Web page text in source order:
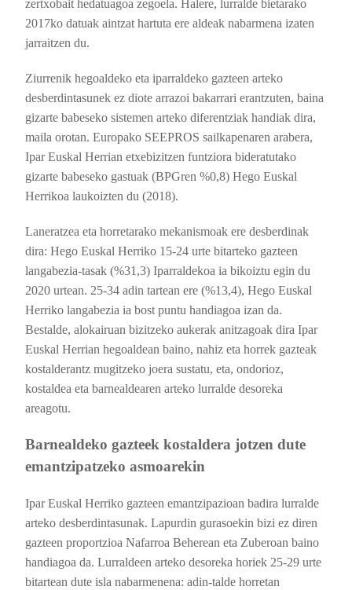
zertxobait hedatuagoa zegoela. Halere, lurralde bietarako
2017ko datuak aintzat hartuta ere aldeak nabarmena izaten
jarraitzen du.
Ziurrenik hegoaldeko eta iparraldeko gazteen arteko
desberdintasunek ez diote arrazoi bakarrari erantzuten, baina
gizarte babeseko sistemen arteko diferentziak handiak dira,
maila orotan. Europako SEEPROS sailkapenaren arabera,
Ipar Euskal Herrian etxebizitzen funtziora bideratutako
gizarte babeseko gastuak (BPGren %0,8) Hego Euskal
Herrikoa laukoizten du (2018).
Laneratzea eta horretarako mekanismoak ere desberdinak
dira: Hego Euskal Herriko 15-24 urte bitarteko gazteen
langabezia-tasak (%31,3) Iparraldekoa ia bikoiztu egin du
2020 urtean. 25-34 adin tartean ere (%13,4), Hego Euskal
Herriko langabezia ia bost puntu handiagoa izan da.
Bestalde, alokairuan bizitzeko aukerak anitzagoak dira Ipar
Euskal Herrian hegoaldean baino, nahiz eta horrek gazteak
kostalderantz mugitzeko joera sustatu, eta, ondorioz,
kostaldea eta barnealdearen arteko lurralde desoreka
areagotu.
Barnealdeko gazteek kostaldera jotzen dute
emantzipatzeko asmoarekin
Ipar Euskal Herriko gazteen emantzipazioan badira lurralde
arteko desberdintasunak. Lapurdin gurasoekin bizi ez diren
gazteen proportzioa Nafarroa Beherean eta Zuberoan baino
handiagoa da. Lurraldeen arteko desoreka horiek 25-29 urte
bitartean dute isla nabarmenena: adin-talde horretan